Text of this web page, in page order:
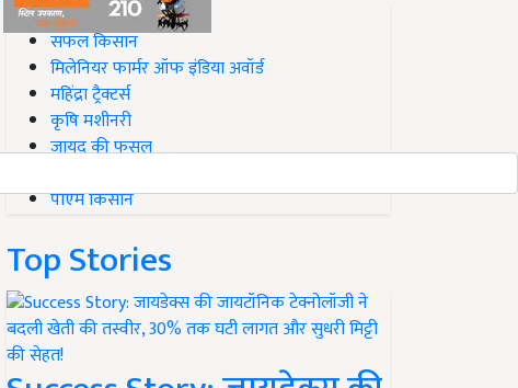
#Top on Krishi Jagran
सफल किसान
मिलेनियर फार्मर ऑफ इंडिया अवॉर्ड
महिंद्रा ट्रैक्टर्स
कृषि मशीनरी
जायद की फसल
पीएम किसान
Top Stories